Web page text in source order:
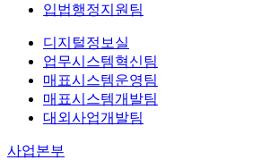
입법행정지원팀
디지털정보실
업무시스템혁신팀
매표시스템운영팀
매표시스템개발팀
대외사업개발팀
사업본부